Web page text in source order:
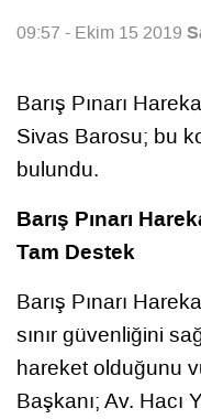
09:57 - Ekim 15 2019
Barış Pınarı
Sivas Barosu; bu
bulundu.
Barış Pınarı
Tam Destek
Barış Pınarı
sınır güvenliğini
hareket olduğunu
Başkanı; Av. Hacı